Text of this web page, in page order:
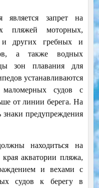
запрет на
пляжей моторных,
и других гребных и
а также водных
зон плавания для
устанавливаются
судов с
от линии берега. На
предупреждения
находиться на
акватории пляжа,
и вехами с
судов к берегу в